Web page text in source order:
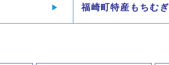
福崎町特産もちむぎ